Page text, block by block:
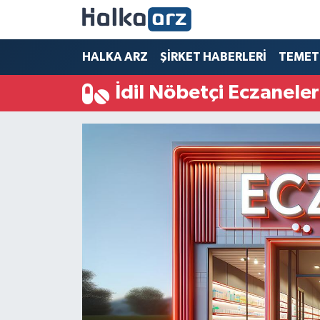
HALKA ARZ ŞİRKET HABERLERİ
İdil Nöbetçi Eczaneler
HALKA ARZ
SERMAYE ARTIRIMI
ŞİRKET HABERLERİ